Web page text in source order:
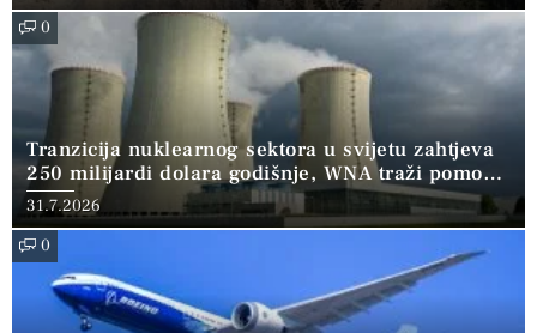
0
Tranzicija nuklearnog sektora u svijetu zahtjeva
250 milijardi dolara godišnje, WNA traži pomoć
banaka
31.7.2026
0